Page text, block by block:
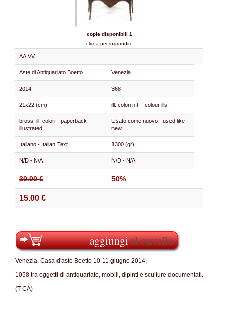
copie disponibili 1
clicca per ingrandire
AA.VV.
Aste di Antiquariato Boetto Venezia
2014 368
21x22 (cm) ill. colori n.t. - colour ills.
bross. ill. colori - paperback
illustrated
Usato come nuovo - used like
new
Italiano - Italian Text 1300 (gr)
N/D - N/A N/D - N/A
30.00 € 50%
15.00 €
aggiungial carrello
Venezia, Casa d'aste Boetto 10-11 giugno 2014.
1058 tra oggetti di antiquariato, mobili, dipinti e sculture documentati.
(T-CA)